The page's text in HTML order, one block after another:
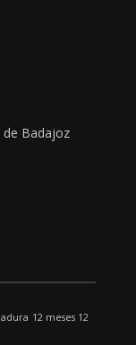
de Badajoz
12 meses 12